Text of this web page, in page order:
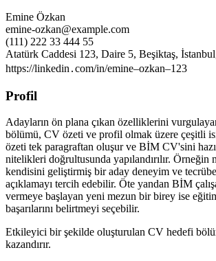
Emine Özkan
emine-ozkan@example.com
(111) 222 33 444 55
Atatürk Caddesi 123, Daire 5, Beşiktaş,
https://linkedin․com/in/emine–ozkan–123
Profil
Adayların ön plana çıkan özelliklerini
bölümü, CV özeti ve profil olmak üzere çeşitli
özeti tek paragraftan oluşur ve BİM CV'sini
nitelikleri doğrultusunda yapılandırılır. Örneğin
kendisini geliştirmiş bir aday deneyim ve
açıklamayı tercih edebilir. Öte yandan BİM
vermeye başlayan yeni mezun bir birey ise
başarılarını belirtmeyi seçebilir.
Etkileyici bir şekilde oluşturulan CV hedefi
kazandırır.